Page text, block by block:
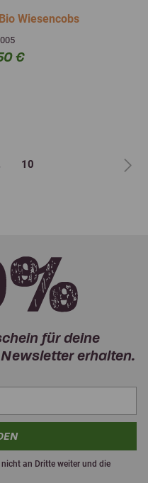
Wiesencobs
€
10
für deine
erhalten.
an Dritte weiter und die